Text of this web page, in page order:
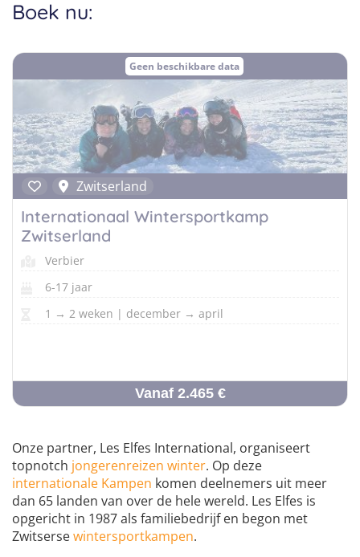
Malta
Nederland
Surfkampen 18+
Taalvakanties Italiaans
Boek nu:
Geen beschikbare data
Zwitserland
Internationaal Wintersportkamp
Zwitserland
Verbier
6-17 jaar
1 → 2 weken | december → april
Vanaf 2.465 €
Onze partner, Les Elfes International, organiseert
topnotch jongerenreizen winter. Op deze
internationale Kampen komen deelnemers uit meer
dan 65 landen van over de hele wereld. Les Elfes is
opgericht in 1987 als familiebedrijf en begon met
Zwitsersewintersportkampen.